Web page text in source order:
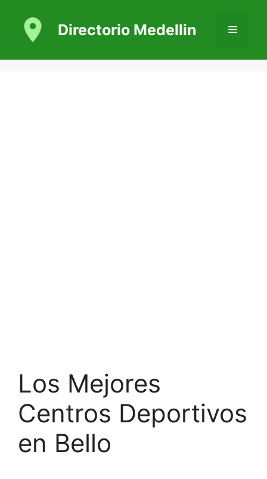
contenido
Directorio Medellin Menú
Los Mejores
Centros Deportivos
en Bello